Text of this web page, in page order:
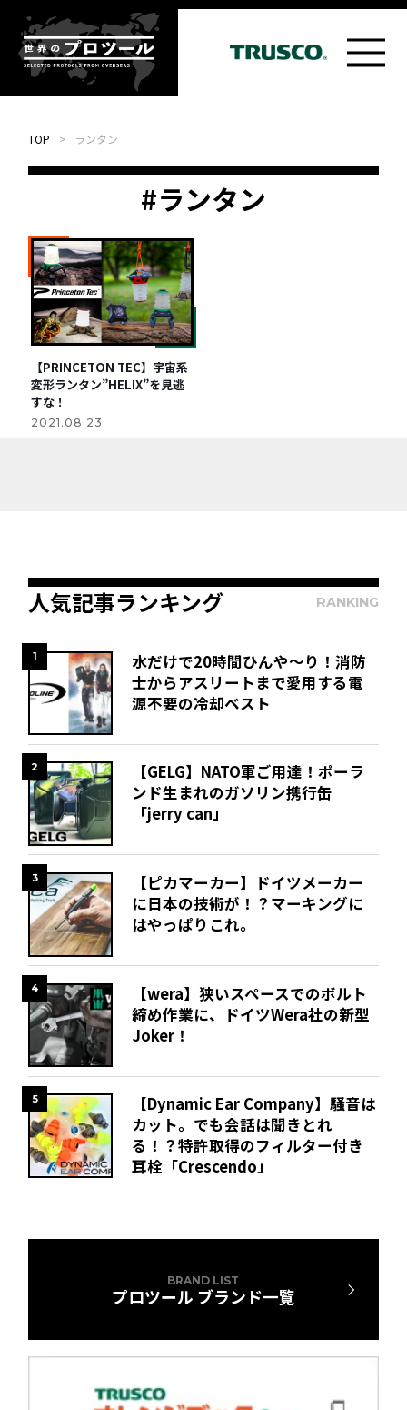
TOP > ランタン
#ランタン
【PRINCETON TEC】宇宙系
変形ランタン”HELIX”を見逃
すな！
2021.08.23
人気記事ランキング RANKING
1
水だけで20時間ひんや～り！消防
士からアスリートまで愛用する電
源不要の冷却ベスト
2
【GELG】NATO軍ご用達！ポーラ
ンド生まれのガソリン携行缶
「jerry can」
3
【ピカマーカー】ドイツメーカー
に日本の技術が！？マーキングに
はやっぱりこれ。
4
【wera】狭いスペースでのボルト
締め作業に、ドイツWera社の新型
Joker！
5
【Dynamic Ear Company】騒音は
カット。でも会話は聞きとれ
る！？特許取得のフィルター付き
耳栓「Crescendo」
BRAND LIST
プロツール ブランド一覧